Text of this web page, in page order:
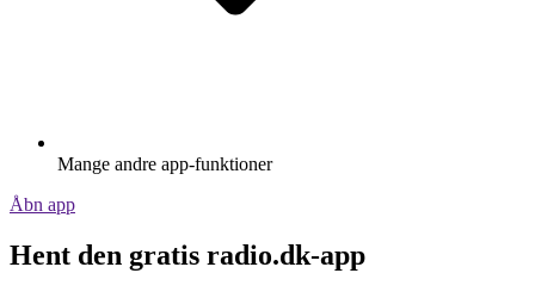
Mange andre app-funktioner
Åbn app
Hent den gratis radio.dk-app